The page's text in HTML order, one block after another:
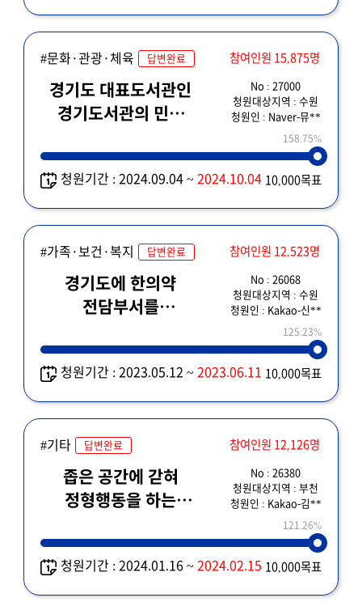
#문화·관광·체육 답변완료 참여인원 15,875명
경기도 대표도서관인
경기도서관의 민간
No : 27000
청원대상지역 : 수원
청원인 : Naver-뮤**
158.75%
청원기간 : 2024.09.04 ~2024.10.04 10,000목표
#가족·보건·복지 답변완료 참여인원 12,523명
경기도에 한의약
전담부서를
No : 26068
청원대상지역 : 수원
청원인 : Kakao-신**
125.23%
청원기간 : 2023.05.12 ~2023.06.11 10,000목표
#기타 답변완료 참여인원 12,126명
좁은 공간에 갇혀
정형행동을 하는
구제해주세요!
No : 26380
청원대상지역 : 부천
청원인 : Kakao-김**
121.26%
청원기간 : 2024.01.16 ~2024.02.15 10,000목표